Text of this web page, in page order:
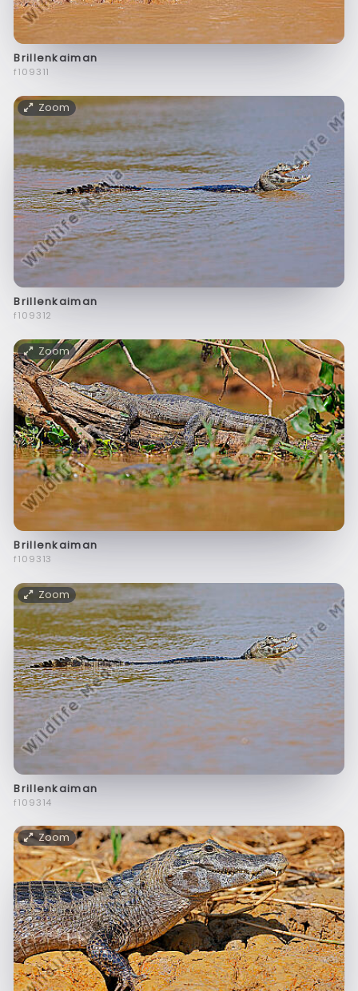
Brillenkaiman
f109311
Zoom
Brillenkaiman
f109312
Zoom
Brillenkaiman
f109313
Zoom
Brillenkaiman
f109314
Zoom